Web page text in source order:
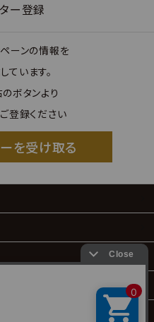
ー登録
ーンの情報を
ています。
ボタンより
登録ください
を受け取る